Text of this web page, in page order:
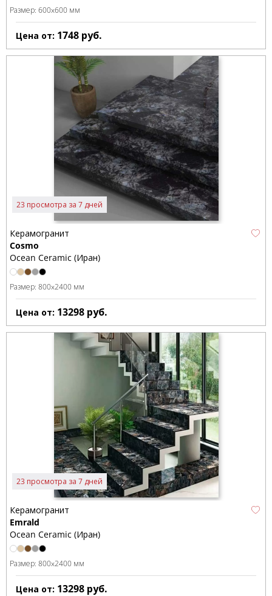
Размер: 600x600 мм
Цена от: 1748 руб.
23 просмотра за 7 дней
Керамогранит
Cosmo
Ocean Ceramic (Иран)
Размер: 800x2400 мм
Цена от: 13298 руб.
23 просмотра за 7 дней
Керамогранит
Emrald
Ocean Ceramic (Иран)
Размер: 800x2400 мм
Цена от: 13298 руб.